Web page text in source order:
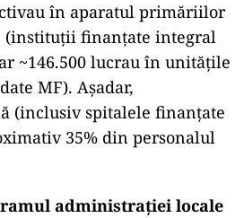
în aparatul primăriilor
(instituții finanțate integral
~146.500 lucrau în unitățile
MF). Așadar,
(inclusiv spitalele finanțate
35% din personalul
administrației locale